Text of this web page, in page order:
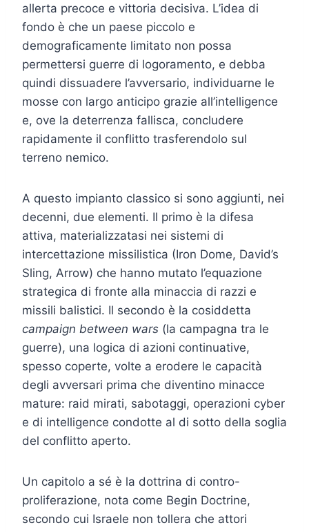
allerta precoce e vittoria decisiva. L’idea di
fondo è che un paese piccolo e
demograficamente limitato non possa
permettersi guerre di logoramento, e debba
quindi dissuadere l’avversario, individuarne le
mosse con largo anticipo grazie all’intelligence
e, ove la deterrenza fallisca, concludere
rapidamente il conflitto trasferendolo sul
terreno nemico.
A questo impianto classico si sono aggiunti, nei
decenni, due elementi. Il primo è la difesa
attiva, materializzatasi nei sistemi di
intercettazione missilistica (Iron Dome, David’s
Sling, Arrow) che hanno mutato l’equazione
strategica di fronte alla minaccia di razzi e
missili balistici. Il secondo è la cosiddetta
campaign between wars (la campagna tra le
guerre), una logica di azioni continuative,
spesso coperte, volte a erodere le capacità
degli avversari prima che diventino minacce
mature: raid mirati, sabotaggi, operazioni cyber
e di intelligence condotte al di sotto della soglia
del conflitto aperto.
Un capitolo a sé è la dottrina di contro-
proliferazione, nota come Begin Doctrine,
secondo cui Israele non tollera che attori